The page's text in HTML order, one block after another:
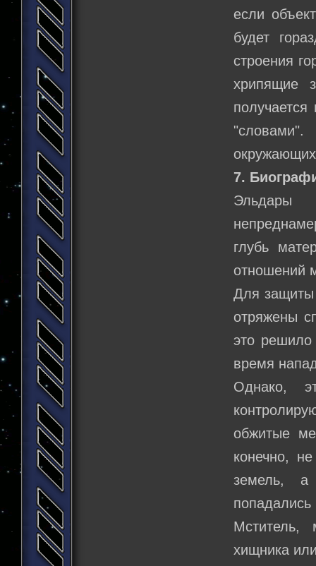
если
будет
строения
хрипящие
"словами".
7.
Эльдары
глубь
отношений
Для защиты
отряжены
это решило
время
Однако,
обжитые
конечно,
земель, а
Мститель,
хищника